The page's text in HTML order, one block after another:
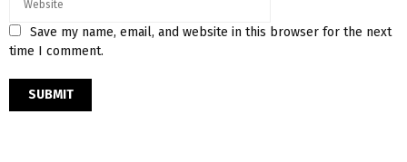
Save my name, email, and website in this browser for the next
time I comment.